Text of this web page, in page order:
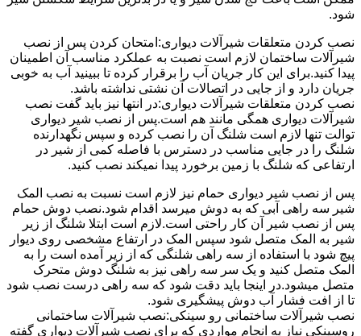
شود.
نصب کردن متعلقات شیرآلات دیواری:امتحان کردن پس از نصب
شیرآلات ساختمان لازم است نصبت به عملکرد مناسب آن اطمینان
پیدا کنید.برای این کار جریان آب را برقرار کرده تا ببینید آب به خوبی
جریان دارد و از جایی در اتصالات آن نشتی نداشته باشد.
نصب کردن متعلقات شیرآلات دیواری:در انتها نیز باید گفت نصب
شیرآلات دیواری همگی مانند هم است.پس از نصب شیر دیواری
توالت تنها لازم است شلنگ آن را نصب کرده و سپس نگهدارنده
شلنگ را در جایی مناسب در دسترس با فاصله کمی از شیر در
ارتفاعی که شلنگ با زمین برخورد پیدا نمیکند نصب کنید.
پس از نصب شیر دیواری حمام نیز لازم است نسبت به نصب المک
شیر سه راهی آبی که به دوش میرسد اقدام شود.نصب دوش حمام
پس از نصب شیر آن کار راحتی است.لازم است ابتلا شلنگ از زیر
شیر به المک متصل شود سپس المک در ارتفاع مشخصی روی دیوار
پیچ شود با استفاده از سه راهی شلنگی که از زیر آمده است را به
المک متصل کنید و یک سر سه راهی نیز به شلنگ دوش متحرک
متصل میشود.در اینجا باید دقت شود که سه راهی درست نصب شود
تا از افت فشار آب دوش پیشگیری شود.
نصب شیرآلات ساختمانی رو سینکی:نصب شیرآلات ساختمانی
روسینکی نیاز به انجام مواردی که برای نصب شیرآلات دیواری گفته